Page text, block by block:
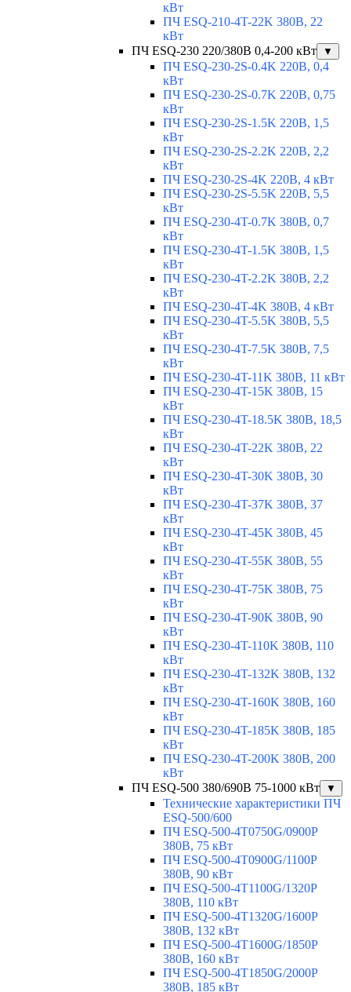
кВт
ПЧ ESQ-210-4T-22K 380В, 22
кВт
ПЧ ESQ-230 220/380В 0,4-200 кВт
▼
ПЧ ESQ-230-2S-0.4K 220В, 0,4
кВт
ПЧ ESQ-230-2S-0.7K 220В, 0,75
кВт
ПЧ ESQ-230-2S-1.5K 220В, 1,5
кВт
ПЧ ESQ-230-2S-2.2K 220В, 2,2
кВт
ПЧ ESQ-230-2S-4K 220В, 4 кВт
ПЧ ESQ-230-2S-5.5K 220В, 5,5
кВт
ПЧ ESQ-230-4T-0.7K 380В, 0,7
кВт
ПЧ ESQ-230-4T-1.5K 380В, 1,5
кВт
ПЧ ESQ-230-4T-2.2K 380В, 2,2
кВт
ПЧ ESQ-230-4T-4K 380В, 4 кВт
ПЧ ESQ-230-4T-5.5K 380В, 5,5
кВт
ПЧ ESQ-230-4T-7.5K 380В, 7,5
кВт
ПЧ ESQ-230-4T-11K 380В, 11 кВт
ПЧ ESQ-230-4T-15K 380В, 15
кВт
ПЧ ESQ-230-4T-18.5K 380В, 18,5
кВт
ПЧ ESQ-230-4T-22K 380В, 22
кВт
ПЧ ESQ-230-4T-30K 380В, 30
кВт
ПЧ ESQ-230-4T-37K 380В, 37
кВт
ПЧ ESQ-230-4T-45K 380В, 45
кВт
ПЧ ESQ-230-4T-55K 380В, 55
кВт
ПЧ ESQ-230-4T-75K 380В, 75
кВт
ПЧ ESQ-230-4T-90K 380В, 90
кВт
ПЧ ESQ-230-4T-110K 380В, 110
кВт
ПЧ ESQ-230-4T-132K 380В, 132
кВт
ПЧ ESQ-230-4T-160K 380В, 160
кВт
ПЧ ESQ-230-4T-185K 380В, 185
кВт
ПЧ ESQ-230-4T-200K 380В, 200
кВт
ПЧ ESQ-500 380/690В 75-1000 кВт
▼
Технические характеристики ПЧ
ESQ-500/600
ПЧ ESQ-500-4T0750G/0900P
380В, 75 кВт
ПЧ ESQ-500-4T0900G/1100P
380В, 90 кВт
ПЧ ESQ-500-4T1100G/1320P
380В, 110 кВт
ПЧ ESQ-500-4T1320G/1600P
380В, 132 кВт
ПЧ ESQ-500-4T1600G/1850P
380В, 160 кВт
ПЧ ESQ-500-4T1850G/2000P
380В, 185 кВт